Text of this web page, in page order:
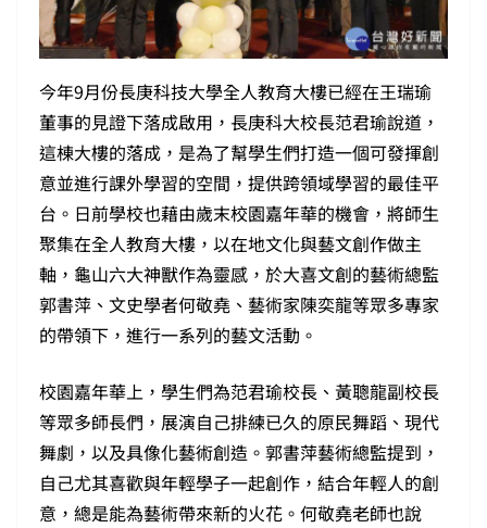
今年9月份長庚科技大學全人教育大樓已經在王瑞瑜
董事的見證下落成啟用，長庚科大校長范君瑜說道，
這棟大樓的落成，是為了幫學生們打造一個可發揮創
意並進行課外學習的空間，提供跨領域學習的最佳平
台。日前學校也藉由歲末校園嘉年華的機會，將師生
聚集在全人教育大樓，以在地文化與藝文創作做主
軸，龜山六大神獸作為靈感，於大喜文創的藝術總監
郭書萍、文史學者何敬堯、藝術家陳奕龍等眾多專家
的帶領下，進行一系列的藝文活動。
校園嘉年華上，學生們為范君瑜校長、黃聰龍副校長
等眾多師長們，展演自己排練已久的原民舞蹈、現代
舞劇，以及具像化藝術創造。郭書萍藝術總監提到，
自己尤其喜歡與年輕學子一起創作，結合年輕人的創
意，總是能為藝術帶來新的火花。何敬堯老師也說